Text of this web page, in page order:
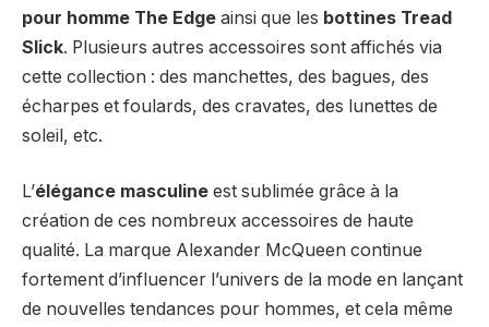
pour homme The Edge ainsi que les bottines Tread
Slick. Plusieurs autres accessoires sont affichés via
cette collection : des manchettes, des bagues, des
écharpes et foulards, des cravates, des lunettes de
soleil, etc.
L’élégance masculine est sublimée grâce à la
création de ces nombreux accessoires de haute
qualité. La marque Alexander McQueen continue
fortement d’influencer l’univers de la mode en lançant
de nouvelles tendances pour hommes, et cela même